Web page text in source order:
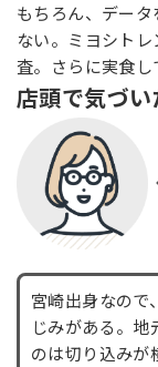
もちろん、デー
ない。ミヨシト
査。さらに実食し
店頭で気づい
宮崎出身なので
じみがある。地
のは切り込みが